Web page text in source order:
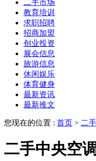
二手市场
教育培训
求职招聘
招商加盟
创业投资
展会信息
旅游信息
休闲娱乐
体育健身
最新资讯
最新推文
您现在的位置 : 首页 > 二
二手中央空